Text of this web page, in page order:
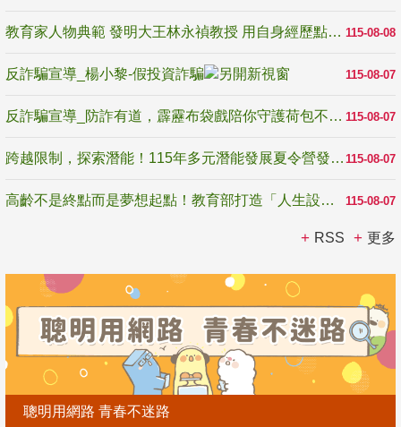
115-08-08
教育家人物典範 發明大王林永禎教授 用自身經歷點亮學生的路
115-08-07
反詐騙宣導_楊小黎-假投資詐騙
115-08-07
反詐騙宣導_防詐有道，霹靂布袋戲陪你守護荷包不受騙
115-08-07
跨越限制，探索潛能！115年多元潛能發展夏令營發掘生命無限可能
115-08-07
高齡不是終點而是夢想起點！教育部打造「人生設計夢工場」 參展第3屆高齡健康產業博覽會
RSS 更多
聰明用網路 青春不迷路